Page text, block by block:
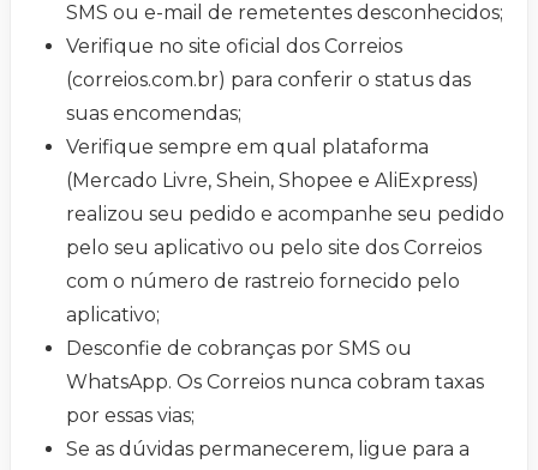
SMS ou e-mail de remetentes desconhecidos;
Verifique no site oficial dos Correios
(correios.com.br) para conferir o status das
suas encomendas;
Verifique sempre em qual plataforma
(Mercado Livre, Shein, Shopee e AliExpress)
realizou seu pedido e acompanhe seu pedido
pelo seu aplicativo ou pelo site dos Correios
com o número de rastreio fornecido pelo
aplicativo;
Desconfie de cobranças por SMS ou
WhatsApp. Os Correios nunca cobram taxas
por essas vias;
Se as dúvidas permanecerem, ligue para a